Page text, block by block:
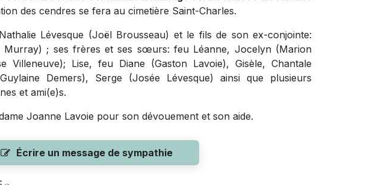
des cendres se fera au cimetière Saint-Charles.
Lévesque (Joël Brousseau) et le fils de son ex-conjointe:
Murray) ; ses frères et ses sœurs: feu Léanne, Jocelyn (Marion
Villeneuve); Lise, feu Diane (Gaston Lavoie), Gisèle, Chantale
Demers), Serge (Josée Lévesque) ainsi que plusieurs
et ami(e)s.
Joanne Lavoie pour son dévouement et son aide.
Écrire un message de sympathie